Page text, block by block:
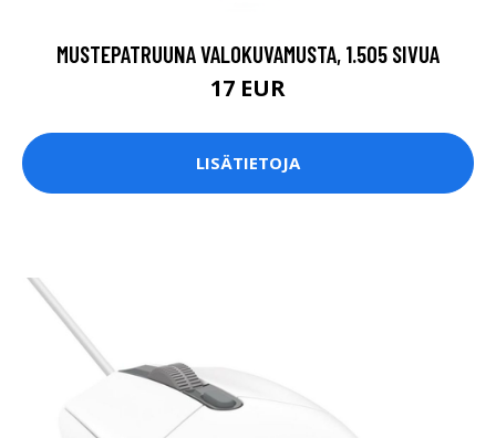
MUSTEPATRUUNA VALOKUVAMUSTA, 1.505 SIVUA
17 EUR
LISÄTIETOJA